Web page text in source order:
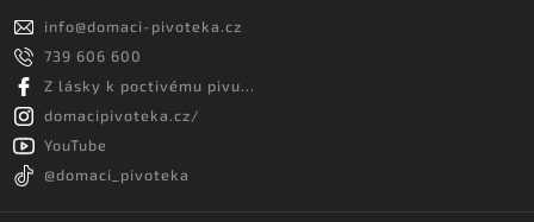
info@domaci-pivoteka.cz
739 606 600
Z lásky k poctivému pivu...
domacipivoteka.cz/
YouTube
@domaci_pivoteka